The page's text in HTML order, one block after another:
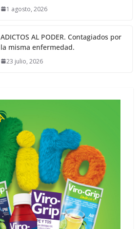
1 agosto, 2026
ADICTOS AL PODER. Contagiados por
la misma enfermedad.
23 julio, 2026